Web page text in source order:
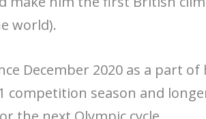
world).
December 2020 as a part of
competition season and